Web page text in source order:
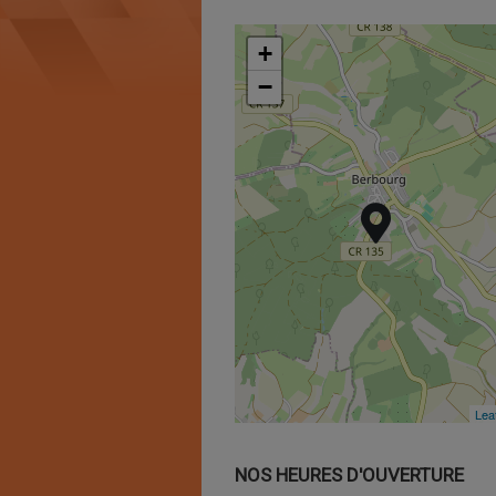
+
−
+
−
NOS HEURES D'OUVERTURE